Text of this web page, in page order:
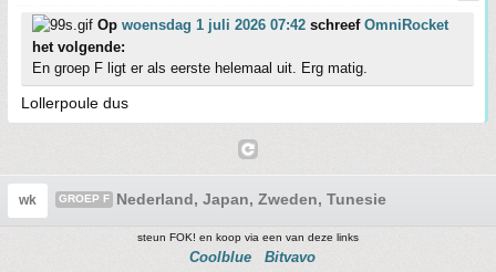
Op woensdag 1 juli 2026 07:42 schreef OmniRocket
het volgende:
En groep F ligt er als eerste helemaal uit. Erg matig.
Lollerpoule dus
wk GROEP F Nederland, Japan, Zweden, Tunesie
steun FOK! en koop via een van deze links
Coolblue Bitvavo